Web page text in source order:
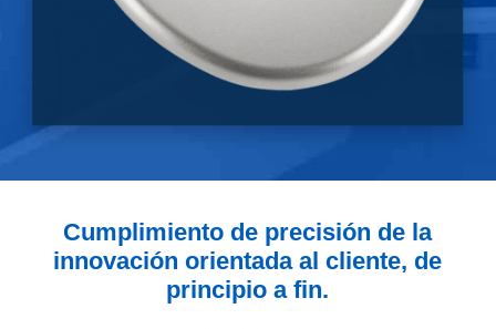
Cumplimiento de precisión de la
innovación orientada al cliente, de
principio a fin.